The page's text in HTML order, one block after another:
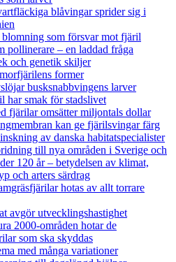
blåvingar sprider sig i
som försvar mot fjäril
pollinerare – en laddad fråga
och genetik skiljer
former
busksnabbvingens larver
har smak för stadslivet
fjärilar omsätter miljontals dollar
kan ge fjärilsvingar färg
av danska habitatspecialister
till nya områden i Sverige och
120 år– betydelsen av klimat,
och arters särdrag
hotas av allt torrare
avgör utvecklingshastighet
2000-områden hotar de
som ska skyddas
med många variationer